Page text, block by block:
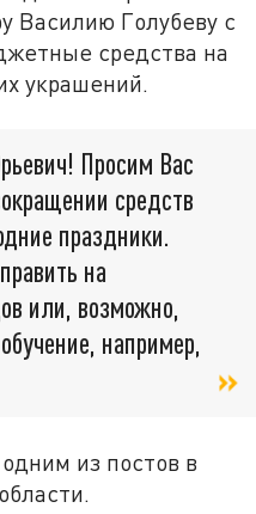
Василию Голубеву с
средства на
украшений.
Просим Вас
средств
праздники.
на
или, возможно,
например,
из постов в